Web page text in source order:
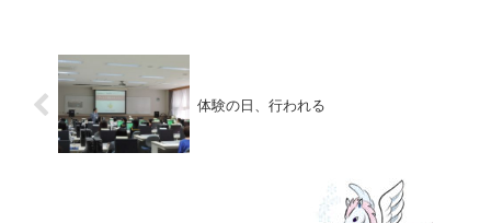
体験の日、行われる